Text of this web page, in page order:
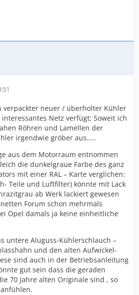
verpackter neuer / überholter Kühler
Netz verfügt; Soweit ich
Röhren und Lamellen der
irgendwie gröber aus…..
aus dem Motorraum entnommen
die dunkelgraue Farbe des ganz
mit einer RAL – Karte verglichen:
Teile und Luftfilter) könnte mit Lack
ab Werk lackiert gewesen
Forum schon mehrmals
Opel damals ja keine einheitliche
untere Aluguss-Kühlerschlauch –
und den alten Aufwickel-
sind auch in der Betriebsanleitung
gut sein dass die geraden
70 Jahre alten Originale sind , so